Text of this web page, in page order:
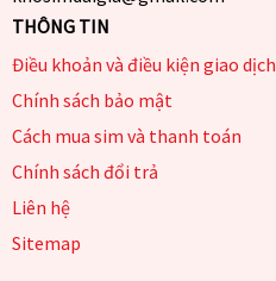
THÔNG TIN
Điều khoản và điều kiện giao dịch
Chính sách bảo mật
Cách mua sim và thanh toán
Chính sách đổi trả
Liên hệ
Sitemap